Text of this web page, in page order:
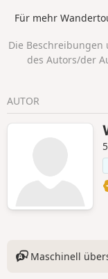
Für mehr
Die Beschreibungen
des Autors/der
AUTOR
Maschinell